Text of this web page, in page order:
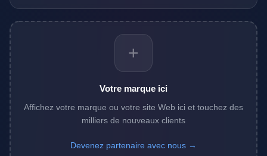
+
Votre marque ici
Affichez votre marque ou votre site Web ici et touchez des
milliers de nouveaux clients
Devenez partenaire avec nous →